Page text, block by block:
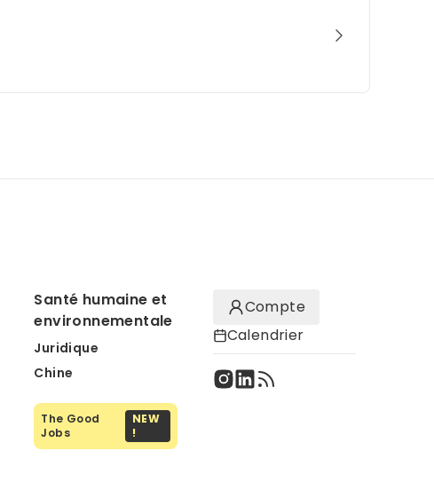
Santé humaine et
environnementale
Juridique
Chine
The Good
Jobs
NEW
!
Compte
Calendrier